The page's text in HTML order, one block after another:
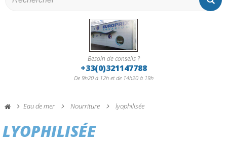
Besoin de conseils ?
+33(0)321147788
De 9h20 à 12h et de 14h20 à 19h
Eau de mer Nourriture lyophilisée
LYOPHILISÉE